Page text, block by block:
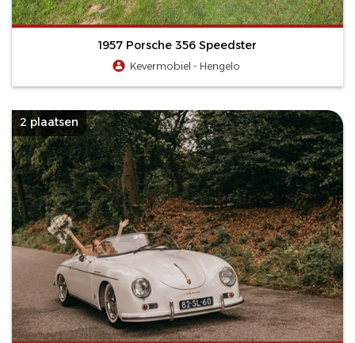
1957 Porsche 356 Speedster
Kevermobiel - Hengelo
2 plaatsen